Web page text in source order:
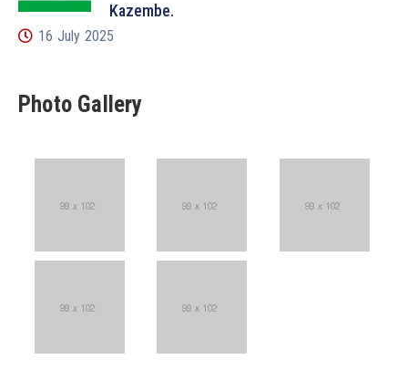
Kazembe.
16 July 2025
Photo Gallery